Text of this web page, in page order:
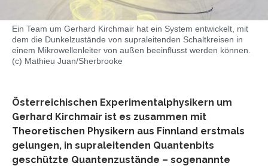
Ein Team um Gerhard Kirchmair hat ein System entwickelt, mit
dem die Dunkelzustände von supraleitenden Schaltkreisen in
einem Mikrowellenleiter von außen beeinflusst werden können.
(c) Mathieu Juan/Sherbrooke
Österreichischen Experimentalphysikern um
Gerhard Kirchmair ist es zusammen mit
Theoretischen Physikern aus Finnland erstmals
gelungen, in supraleitenden Quantenbits
geschützte Quantenzustände – sogenannte